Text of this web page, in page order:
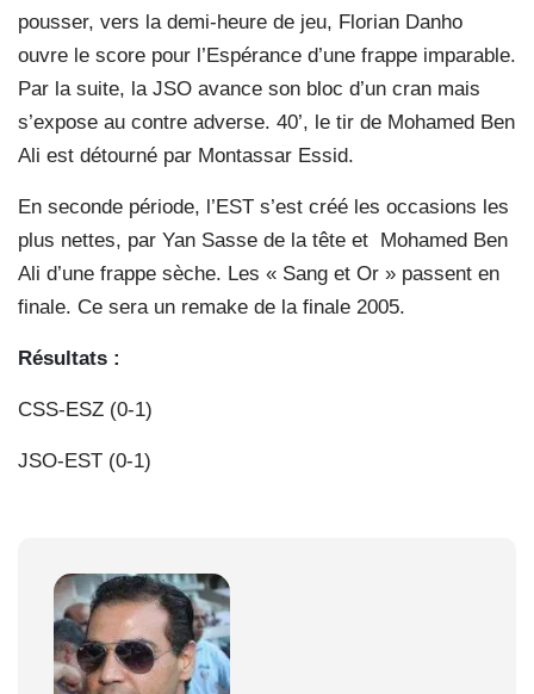
pousser, vers la demi-heure de jeu, Florian Danho
ouvre le score pour l’Espérance d’une frappe imparable.
Par la suite, la JSO avance son bloc d’un cran mais
s’expose au contre adverse. 40’, le tir de Mohamed Ben
Ali est détourné par Montassar Essid.
En seconde période, l’EST s’est créé les occasions les
plus nettes, par Yan Sasse de la tête et Mohamed Ben
Ali d’une frappe sèche. Les « Sang et Or » passent en
finale. Ce sera un remake de la finale 2005.
Résultats :
CSS-ESZ (0-1)
JSO-EST (0-1)